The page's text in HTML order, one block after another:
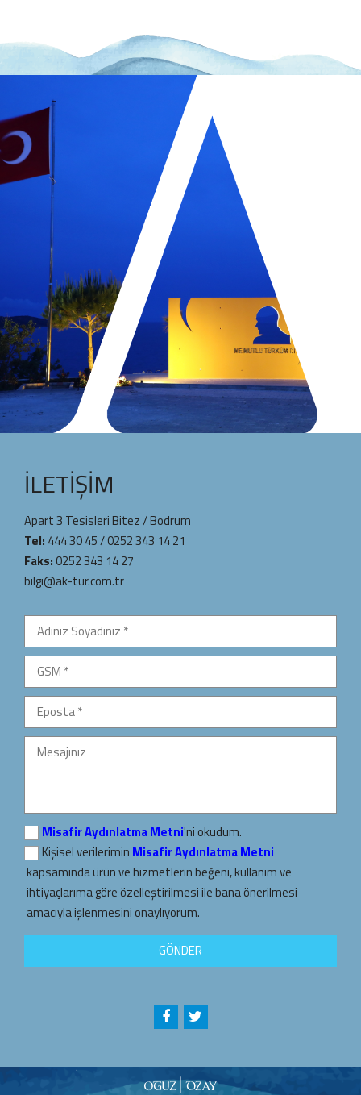
İLETIŞIM
Apart 3 Tesisleri Bitez / Bodrum
Tel: 444 30 45/0252 343 14 21
Faks:0252 343 14 27
bilgi@ak-tur.com.tr
Misafir Aydınlatma Metni'ni okudum.
Kişisel verilerimin Misafir Aydınlatma Metni
kapsamında ürün ve hizmetlerin beğeni, kullanım ve
ihtiyaçlarıma göre özelleştirilmesi ile bana önerilmesi
amacıyla işlenmesini onaylıyorum.
GÖNDER